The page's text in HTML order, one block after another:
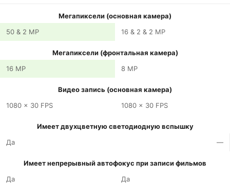
Мегапиксели (основная камера)
50 & 2 MP
16 & 2 & 2 MP
Мегапиксели (фронтальная камера)
16 MP
8 MP
Видео запись (основная камера)
1080 x 30 FPS
1080 x 30 FPS
Имеет двухцветную светодиодную вспышку
Да
—
Имеет непрерывный автофокус при записи фильмов
Да
Да